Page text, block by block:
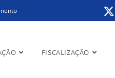
FISCALIZAÇÃO